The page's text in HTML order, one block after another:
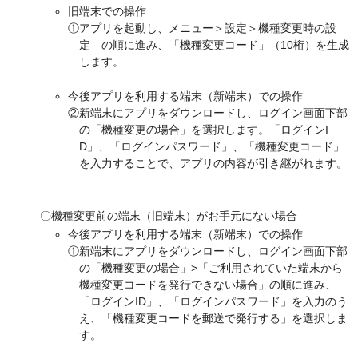
旧端末での操作
①アプリを起動し、メニュー＞設定＞機種変更時の設
定 の順に進み、「機種変更コード」（10桁）を生成
します。
今後アプリを利用する端末（新端末）での操作
②新端末にアプリをダウンロードし、ログイン画面下部
の「機種変更の場合」を選択します。「ログインI
D」、「ログインパスワード」、「機種変更コード」
を入力することで、アプリの内容が引き継がれます。
〇機種変更前の端末（旧端末）がお手元にない場合
今後アプリを利用する端末（新端末）での操作
①新端末にアプリをダウンロードし、ログイン画面下部
の「機種変更の場合」>「ご利用されていた端末から
機種変更コードを発行できない場合」の順に進み、
「ログインID」、「ログインパスワード」を入力のう
え、「機種変更コードを郵送で発行する」を選択しま
す。